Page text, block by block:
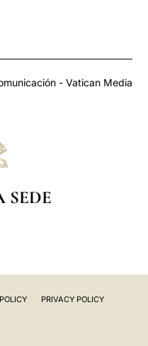
- Vatican Media
SEDE
PRIVACY POLICY